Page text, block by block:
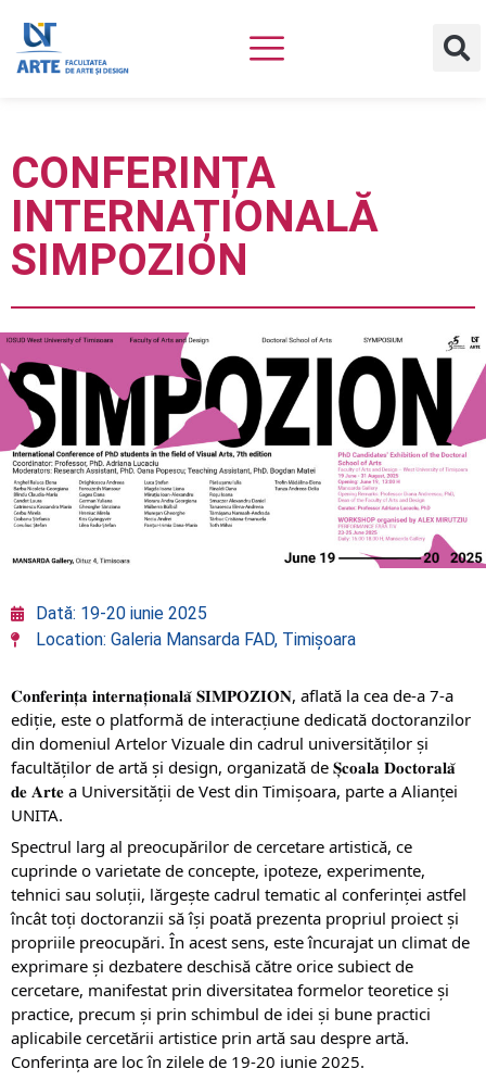
CONFERINȚA
INTERNAȚIONALĂ
SIMPOZION
Dată: 19-20 iunie 2025
Location: Galeria Mansarda FAD, Timișoara
𝐂𝐨𝐧𝐟𝐞𝐫𝐢𝐧𝐭̦𝐚 𝐢𝐧𝐭𝐞𝐫𝐧𝐚𝐭̦𝐢𝐨𝐧𝐚𝐥𝐚̆ 𝐒𝐈𝐌𝐏𝐎𝐙𝐈𝐎𝐍, aflată la cea de-a 7-a
ediție, este o platformă de interacțiune dedicată doctoranzilor
din domeniul Artelor Vizuale din cadrul universităților și
facultăților de artă și design, organizată de 𝐒̦𝐜𝐨𝐚𝐥𝐚 𝐃𝐨𝐜𝐭𝐨𝐫𝐚𝐥𝐚̆
𝐝𝐞 𝐀𝐫𝐭𝐞 a Universității de Vest din Timișoara, parte a Alianței
UNITA.
Spectrul larg al preocupărilor de cercetare artistică, ce
cuprinde o varietate de concepte, ipoteze, experimente,
tehnici sau soluții, lărgește cadrul tematic al conferinței astfel
încât toți doctoranzii să își poată prezenta propriul proiect și
propriile preocupări. În acest sens, este încurajat un climat de
exprimare și dezbatere deschisă către orice subiect de
cercetare, manifestat prin diversitatea formelor teoretice și
practice, precum și prin schimbul de idei și bune practici
aplicabile cercetării artistice prin artă sau despre artă.
Conferința are loc în zilele de 19-20 iunie 2025.